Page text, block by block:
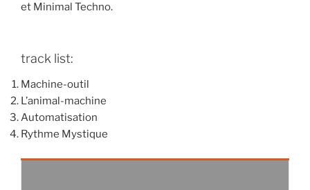
et Minimal Techno.
track list:
Machine-outil
L’animal-machine
Automatisation
Rythme Mystique